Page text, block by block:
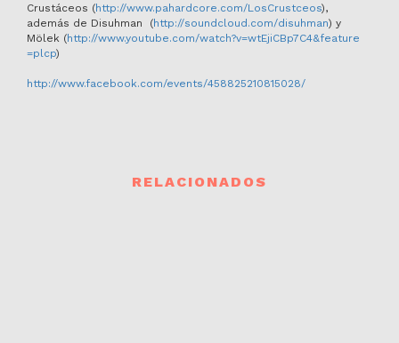
Crustáceos (http://www.pahardcore.com/LosCrustceos),
además de Disuhman (http://soundcloud.com/disuhman) y
Mölek (http://www.youtube.com/watch?v=wtEjiCBp7C4&feature
=plcp)
http://www.facebook.com/events/458825210815028/
RELACIONADOS